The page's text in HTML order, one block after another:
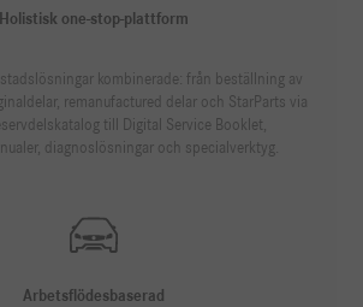
Holistisk one-stop-plattform
kombinerade: från beställning av
remanufactured delar och StarParts via
till Digital Service Booklet,
diagnoslösningar och specialverktyg.
Arbetsflödesbaserad